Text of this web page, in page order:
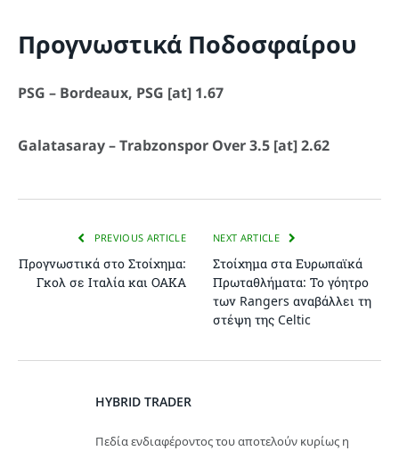
Προγνωστικά Ποδοσφαίρου
PSG – Bordeaux, PSG [at] 1.67
Galatasaray – Trabzonspor Over 3.5 [at] 2.62
PREVIOUS ARTICLE
Προγνωστικά στο Στοίχημα:
Γκολ σε Ιταλία και ΟΑΚΑ
NEXT ARTICLE
Στοίχημα στα Ευρωπαϊκά
Πρωταθλήματα: Το γόητρο
των Rangers αναβάλλει τη
στέψη της Celtic
HYBRID TRADER
Πεδία ενδιαφέροντος του αποτελούν κυρίως η